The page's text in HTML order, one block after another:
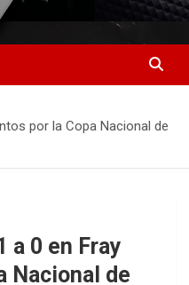
por la Copa Nacional de
a 0 en Fray
Nacional de